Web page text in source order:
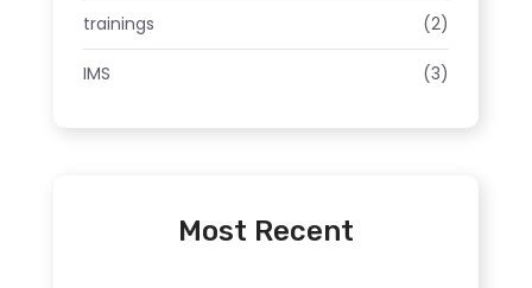
trainings (2)
IMS (3)
Most Recent